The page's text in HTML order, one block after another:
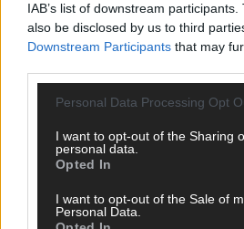
IAB’s list of downstream
also be disclosed by us to third
Downstream Participants that may
Personal Data Processing Opt
I want to opt-out of the Sharing
personal data.
Opted In
I want to opt-out of the Sale of
Personal Data.